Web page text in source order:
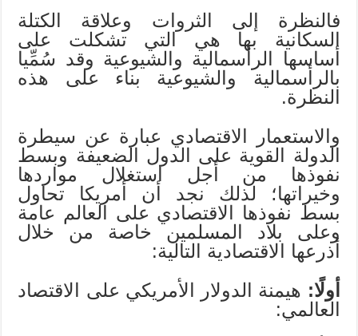
فالنظرة إلى الثروات وعلاقة الكتلة
السكانية بها هي التي تشكلت على
أساسها الرأسمالية والشيوعية وقد سُمِّيا
بالرأسمالية والشيوعية بناء على هذه
النظرة.
والاستعمار الاقتصادي عبارة عن سيطرة
الدولة القوية على الدول الضعيفة وبسط
نفوذها من أجل استغلال مواردها
وخيراتها؛ لذلك نجد أن أمريكا تحاول
بسط نفوذها الاقتصادي على العالم عامة
وعلى بلاد المسلمين خاصة من خلال
أذرعها الاقتصادية التالية:
أولًا: هيمنة الدولار الأمريكي على الاقتصاد
العالمي: